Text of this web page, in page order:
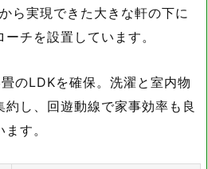
ら実現できた大きな軒の下に
チを設置しています。
のLDKを確保。洗濯と室内物
し、回遊動線で家事効率も良
す。